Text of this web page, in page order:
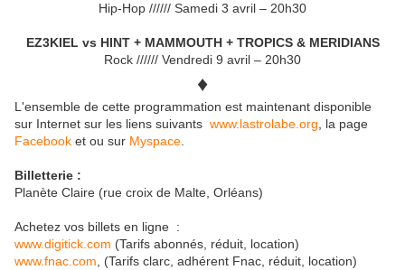
Hip-Hop ////// Samedi 3 avril – 20h30
EZ3KIEL vs HINT + MAMMOUTH + TROPICS & MERIDIANS
Rock ////// Vendredi 9 avril – 20h30
♦
L'ensemble de cette programmation est maintenant disponible
sur Internet sur les liens suivants www.lastrolabe.org , la page
Facebook et ou sur Myspace
Billetterie :
Planète Claire (rue croix de Malte, Orléans)
Achetez vos billets en ligne :
www.digitick.com (Tarifs abonnés, réduit, location)
www.fnac.com , (Tarifs clarc, adhérent Fnac, réduit, location)